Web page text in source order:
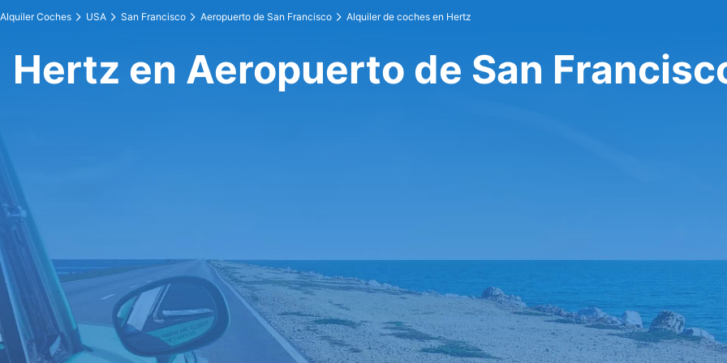
Alquiler Coches USA San Francisco Aeropuerto de San Francisco Alquiler de coches en Hertz
Hertz en Aeropuerto de San